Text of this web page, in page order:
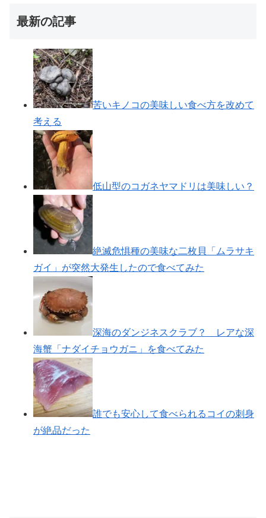
最新の記事
苦いキノコの美味しい食べ方を改めて
考える
低山型のコガネヤマドリは美味しい？
絶滅危惧種の美味な二枚貝「ムラサキ
ガイ」が突然大発生したので食べてみた
深海のダンジネスクラブ？ レアな深
海蟹「ナダイチョウガニ」を食べてみた
誰でも安心して食べられるコイの刺身
が絶品だった